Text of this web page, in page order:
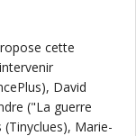
cette
David
("La guerre
(Tinyclues), Marie-